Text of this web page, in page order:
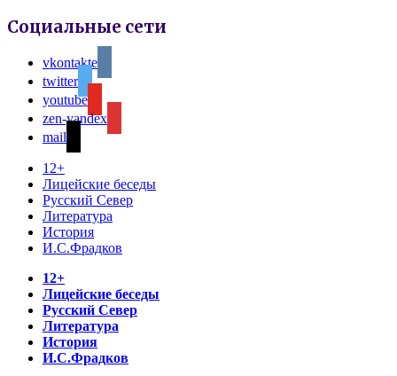
Социальные сети
vkontakte
twitter
youtube
zen-yandex
mail
12+
Лицейские беседы
Русский Север
Литература
История
И.С.Фрадков
12+
Лицейские беседы
Русский Север
Литература
История
И.С.Фрадков